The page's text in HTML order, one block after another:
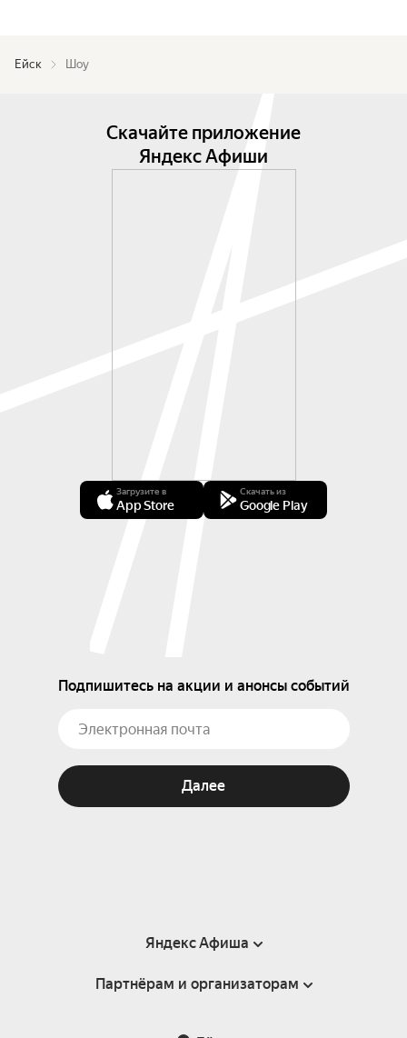
Ейск Шоу
Скачайте приложение
Яндекс Афиши
Загрузите в
App Store
Скачать из
Google Play
Подпишитесь на акции и анонсы событий
Далее
Яндекс Афиша
Справка
Партнёрам и организаторам